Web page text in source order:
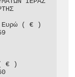
Ευρώ ( € )
( € )